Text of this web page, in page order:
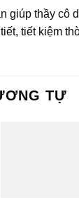
giúp thầy cô
tiết kiệm
TỰ